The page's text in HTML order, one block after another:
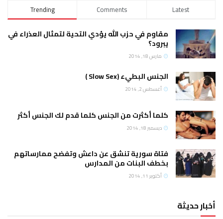
Trending Comments Latest
مقاوم في حزب الله يؤدي التحية لتمثال العذراء في
يبرود؟
مارس 18, 2014
الجنس البطيء (Slow Sex )
أغسطس 2, 2014
كلما أكثرت من الجنس كلما قدم لك الجنس أكثر
ديسمبر 18, 2014
فتاة سورية تنشق عن داعش وتفضح ممارساتهم
بخطف البنات من المدارس
أكتوبر 11, 2014
أخبار حديثة